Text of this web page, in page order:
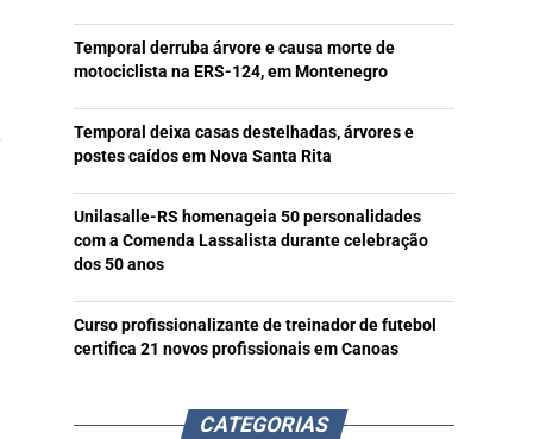
Temporal derruba árvore e causa morte de
motociclista na ERS-124, em Montenegro
Temporal deixa casas destelhadas, árvores e
postes caídos em Nova Santa Rita
Unilasalle-RS homenageia 50 personalidades
com a Comenda Lassalista durante celebração
dos 50 anos
Curso profissionalizante de treinador de futebol
certifica 21 novos profissionais em Canoas
CATEGORIAS